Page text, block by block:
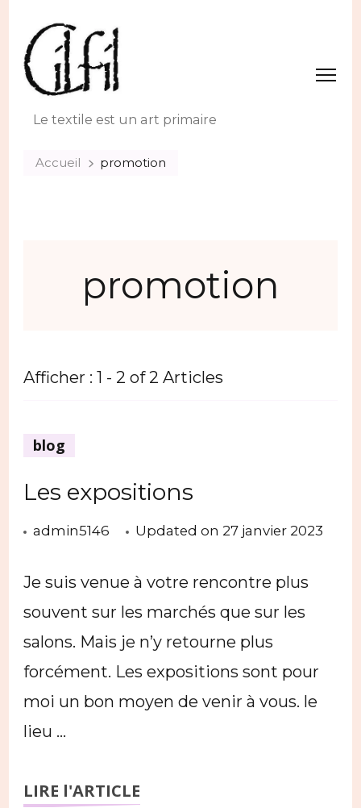
Le textile est un art primaire
Accueil promotion
promotion
Afficher : 1 - 2 of 2 Articles
blog
Les expositions
admin5146 Updated on 27 janvier 2023
Je suis venue à votre rencontre plus
souvent sur les marchés que sur les
salons. Mais je n’y retourne plus
forcément. Les expositions sont pour
moi un bon moyen de venir à vous. le
lieu …
LIRE l'ARTICLE